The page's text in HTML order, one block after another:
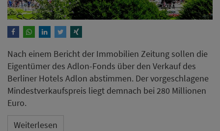
Nach einem Bericht der Immobilien Zeitung sollen die
Eigentümer des Adlon-Fonds über den Verkauf des
Berliner Hotels Adlon abstimmen. Der vorgeschlagene
Mindestverkaufspreis liegt demnach bei 280 Millionen
Euro.
Weiterlesen